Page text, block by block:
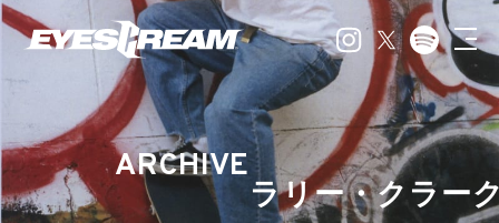
ARCHIVE
ラリー・クラー